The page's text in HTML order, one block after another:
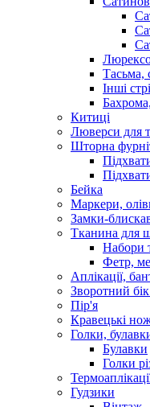
Тасьма,
Інші
Китиці
Люверси для
Шторна
Бейка
Маркери,
Замки-
Тканина для
Набори
Фетр,
Аплікації,
Зворотний
Пір'я
Кравецькі
Голки,
Булавки
Голки
Гудзики